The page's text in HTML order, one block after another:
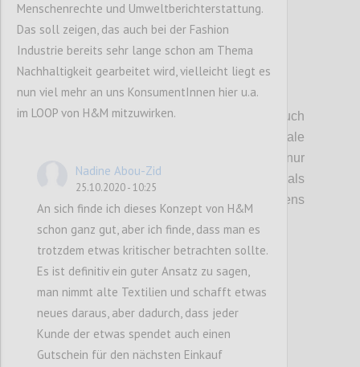
P5
Wir haben indiesem Zusammenhang auch
darauf hingewiesen, dass internationale
nicht nur
Wohlstandsbringer sind, sondern auch als
Friedens
Menschenrechte und Umweltberichterstattung.
Das soll zeigen, das auch bei der Fashion
Industrie bereits sehr lange schon am Thema
Nachhaltigkeit gearbeitet wird, vielleicht liegt es
nun viel mehr an uns KonsumentInnen hier u.a.
im LOOP von H&M mitzuwirken.
Nadine Abou-Zid
25.10.2020 - 10:25
An sich finde ich dieses Konzept von H&M
schon ganz gut, aber ich finde, dass man es
trotzdem etwas kritischer betrachten sollte.
Es ist definitiv ein guter Ansatz zu sagen,
man nimmt alte Textilien und schafft etwas
neues daraus, aber dadurch, dass jeder
Kunde der etwas spendet auch einen
Gutschein für den nächsten Einkauf